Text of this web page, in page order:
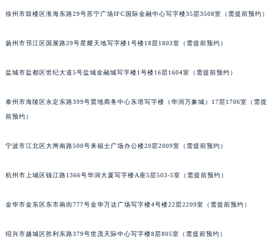
徐州市鼓楼区淮海东路29号苏宁广场IFC国际金融中心写字楼35层3508室（需提前预约）
扬州市邗江区国展路29号星耀天地写字楼1号楼18层1803室（需提前预约）
盐城市盐都区世纪大道5号盐城金融城写字楼1号楼16层1604室（需提前预约）
泰州市海陵区永定东路399号置地商务中心东塔写字楼（华润万象城）17层1706室（需提
前预约）
宁波市江北区大闸南路500号来福士广场办公楼20层2009室（需提前预约）
杭州市上城区钱江路1366号华润大厦写字楼A座5层503-5室（需提前预约）
金华市金东区东市南街777号金华万达广场写字楼4号楼22层2209室（需提前预约）
绍兴市越城区胜利东路379号世茂天际中心写字楼8层805室（需提前预约）